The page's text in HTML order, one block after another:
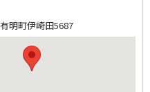
明町伊崎田5687